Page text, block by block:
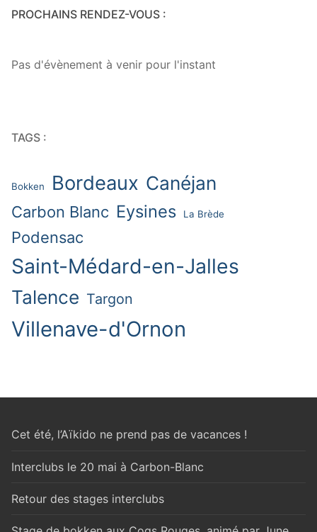
PROCHAINS RENDEZ-VOUS :
Pas d'évènement à venir pour l'instant
TAGS :
Bokken Bordeaux Canéjan
Carbon Blanc Eysines La Brède
Podensac
Saint-Médard-en-Jalles
Talence Targon
Villenave-d'Ornon
Cet été, l’Aïkido ne prend pas de vacances !
Interclubs le 20 mai à Carbon-Blanc
Retour des stages interclubs